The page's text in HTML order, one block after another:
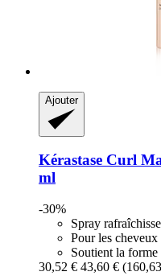
Ajouter
Kérastase Curl
ml
-30%
Spray
Pour les
Soutient la forme
30,52 € 43,60 €